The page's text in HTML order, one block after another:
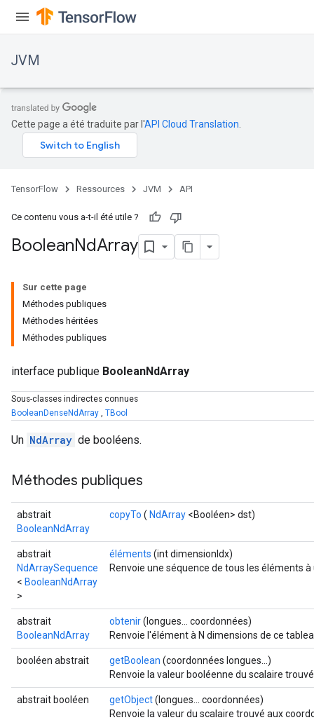
JVM
Cette page a été traduite par l'API Cloud Translation
TensorFlow Ressources JVM API
Ce contenu vous a-t-il été utile ?
BooleanNdArray
Sur cette page
Méthodes publiques
Méthodes héritées
Méthodes publiques
interface publique BooleanNdArray
Sous-classes indirectes connues
BooleanDenseNdArray , TBool
Un NdArray de booléens.
Méthodes publiques
abstrait
BooleanNdArray
copyTo ( NdArray <Booléen> dst)
abstrait
NdArraySequence
< BooleanNdArray
>
éléments (int dimensionIdx)
Renvoie une séquence de tous les éléments
abstrait
BooleanNdArray
obtenir(longues... coordonnées)
Renvoie l'élément à N dimensions de ce
booléen abstrait getBoolean (coordonnées longues...)
Renvoie la valeur booléenne du scalaire
abstrait booléen getObject(longues... coordonnées)
Renvoie la valeur du scalaire trouvé aux